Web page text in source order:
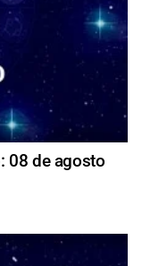
08 de agosto